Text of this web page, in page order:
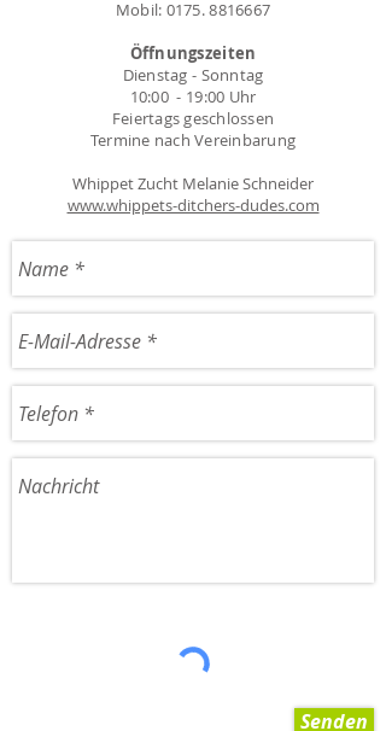
Mobil: 0175. 8816667
Öffnungszeiten
Dienstag - Sonntag
10:00 - 19:00 Uhr
Feiertags geschlossen
Termine nach Vereinbarung
Whippet Zucht Melanie Schneider
www.whippets-ditchers-dudes.com
Senden